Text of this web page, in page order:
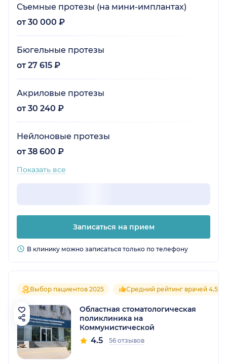
Съемные протезы (на мини-имплантах)
от 30 000 ₽
Бюгельные протезы
от 27 615 ₽
Акриловые протезы
от 30 240 ₽
Нейлоновые протезы
от 38 600 ₽
Показать все
Записаться на прием
В клинику можно записаться только по телефону
Выбор пациентов 2025 Средний рейтинг врачей 4.5
Областная стоматологическая
поликлиника на
Коммунистической
4.5 56 отзывов